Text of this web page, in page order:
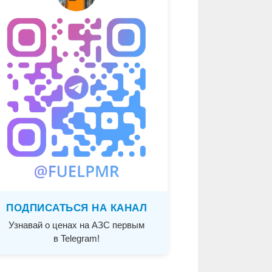
ПОДПИСАТЬСЯ НА КАНАЛ
Узнавай о ценах на АЗС первым
в Telegram!